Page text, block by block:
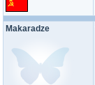
Makaradze